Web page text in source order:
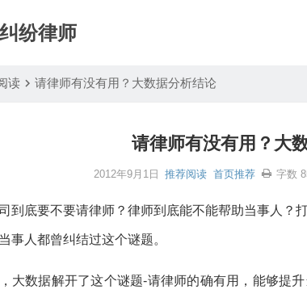
纷律师
读 请律师有没有用？大数据分析结论
请律师有没有用？大
2012年9月1日 推荐阅读 首页推荐 字数
到底要不要请律师？律师到底能不能帮助当事人？
事人都曾纠结过这个谜题。
大数据解开了这个谜题-请律师的确有用，能够提